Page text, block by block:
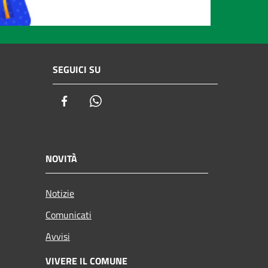
SEGUICI SU
Facebook
NOVITÀ
Notizie
Comunicati
Avvisi
VIVERE IL COMUNE